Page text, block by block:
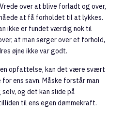
over at blive forladt og over,
at få forholdet til at lykkes.
ikke er fundet værdig nok til
at man sørger over et forhold,
øjne ikke var godt.
opfattelse, kan det være svært
ens savn. Måske forstår man
og det kan slide på
til ens egen dømmekraft.